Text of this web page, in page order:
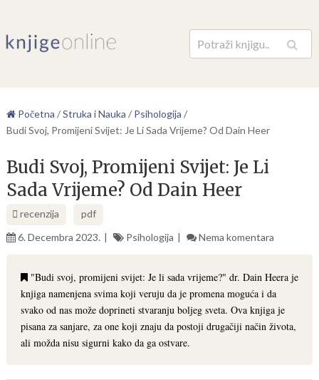
Pretraga
Početna /Struka i Nauka / Psihologija /
Budi Svoj, Promijeni Svijet: Je Li Sada Vrijeme? Od Dain Heer
Budi Svoj, Promijeni Svijet: Je Li
Sada Vrijeme? Od Dain Heer
recenzija
pdf
6. Decembra 2023.
Psihologija Nema komentara
"Budi svoj, promijeni svijet: Je li sada vrijeme?" dr. Dain Heera je
knjiga namenjena svima koji veruju da je promena moguća i da
svako od nas može doprineti stvaranju boljeg sveta. Ova knjiga je
pisana za sanjare, za one koji znaju da postoji drugačiji način života,
ali možda nisu sigurni kako da ga ostvare.